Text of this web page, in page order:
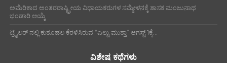
ಅಮೆರಿಕಾದ ಅಂತರರಾಷ್ಟ್ರೀಯ ವಿಧಾಯಕರುಗಳ ಸಮ್ಮೇಳನಕ್ಕೆ ಶಾಸಕ ಮಂಜುನಾಥ
ಭಂಡಾರಿ ಆಯ್ಕೆ
ಟ್ರೈಲರ್ ನಲ್ಲಿ ಕುತೂಹಲ ಕೆರಳಿಸಿರುವ “ಎಲ್ಟು ಮುತ್ತಾ” ಆಗಸ್ಟ್ 1ಕ್ಕೆ...
ವಿಶೇಷ ಕಥೆಗಳು